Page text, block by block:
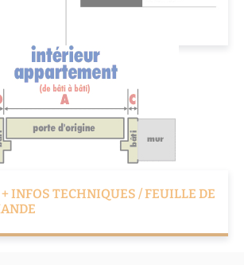
INFOS TECHNIQUES / FEUILLE DE